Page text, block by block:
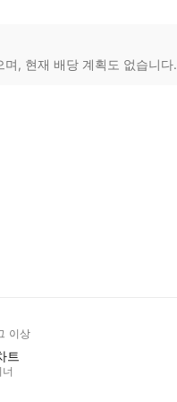
, 현재 배당 계획도 없습니다.
이상
트